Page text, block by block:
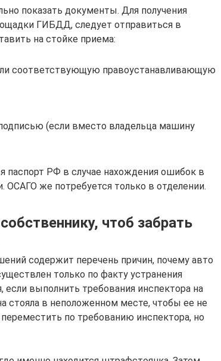
показать документы. Для получения
ГИБДД, следует отправиться в
на стойке приема:
соответствующую правоустанавливающую
(если вместо владельца машину
РФ в случае нахождения ошибок в
ОСАГО же потребуется только в отделении.
чтоб забрать
содержит перечень причин, почему авто
только по факту устранения
выполнить требования инспектора на
стояла в неположенном месте, чтобы ее не
по требованию инспектора, но